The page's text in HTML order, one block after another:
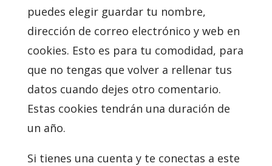
puedes elegir guardar tu nombre,
dirección de correo electrónico y web en
cookies. Esto es para tu comodidad, para
que no tengas que volver a rellenar tus
datos cuando dejes otro comentario.
Estas cookies tendrán una duración de
un año.
Si tienes una cuenta y te conectas a este